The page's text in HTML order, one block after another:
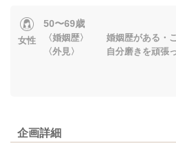
女性
50〜69歳
〈婚姻歴〉 婚姻歴がある・
〈外見〉 自分磨きを頑張っ
企画詳細